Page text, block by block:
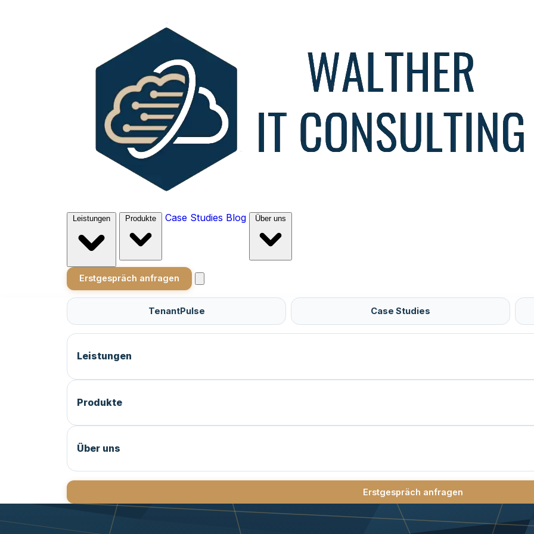
Case Studies Blog
Erstgespräch anfragen
TenantPulse Case Studies
Leistungen
Produkte
Über uns
Erstgespräch anfragen